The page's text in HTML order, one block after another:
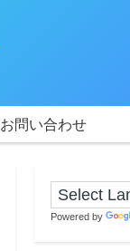
お問い合わせ
Powered by